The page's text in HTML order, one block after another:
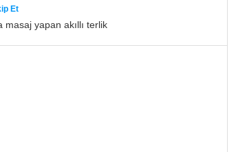
Et
masaj yapan akıllı terlik